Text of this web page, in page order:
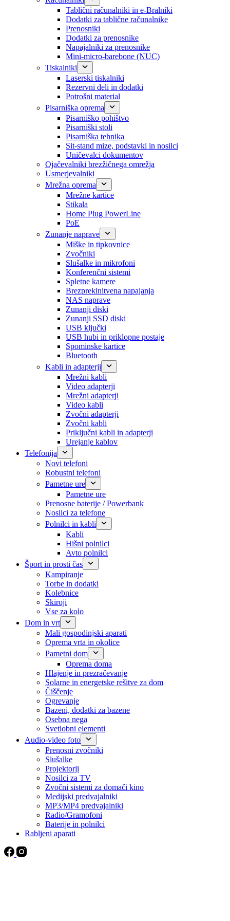
Tablični računalniki in e-Bralniki
Dodatki za tablične računalnike
Prenosniki
Dodatki za prenosnike
Napajalniki za prenosnike
Mini-micro-barebone (NUC)
Tiskalniki
Laserski tiskalniki
Rezervni deli in dodatki
Potrošni material
Pisarniška oprema
Pisarniško pohištvo
Pisarniški stoli
Pisarniška tehnika
Sit-stand mize, podstavki in nosilci
Uničevalci dokumentov
Ojačevalniki brezžičnega omrežja
Usmerjevalniki
Mrežna oprema
Mrežne kartice
Stikala
Home Plug PowerLine
PoE
Zunanje naprave
Miške in tipkovnice
Zvočniki
Slušalke in mikrofoni
Konferenčni sistemi
Spletne kamere
Brezprekinitvena napajanja
NAS naprave
Zunanji diski
Zunanji SSD diski
USB ključki
USB hubi in priklopne postaje
Spominske kartice
Bluetooth
Kabli in adapterji
Mrežni kabli
Video adapterji
Mrežni adapterji
Video kabli
Zvočni adapterji
Zvočni kabli
Priključni kabli in adapterji
Urejanje kablov
Telefonija
Novi telefoni
Robustni telefoni
Pametne ure
Pametne ure
Prenosne baterije / Powerbank
Nosilci za telefone
Polnilci in kabli
Kabli
Hišni polnilci
Avto polnilci
Šport in prosti čas
Kampiranje
Torbe in dodatki
Kolebnice
Skiroji
Vse za kolo
Dom in vrt
Mali gospodinjski aparati
Oprema vrta in okolice
Pametni dom
Oprema doma
Hlajenje in prezračevanje
Solarne in energetske rešitve za dom
Čiščenje
Ogrevanje
Bazeni, dodatki za bazene
Osebna nega
Svetlobni elementi
Audio-video foto
Prenosni zvočniki
Slušalke
Projektorji
Nosilci za TV
Zvočni sistemi za domači kino
Medijski predvajalniki
MP3/MP4 predvajalniki
Radio/Gramofoni
Baterije in polnilci
Rabljeni aparati